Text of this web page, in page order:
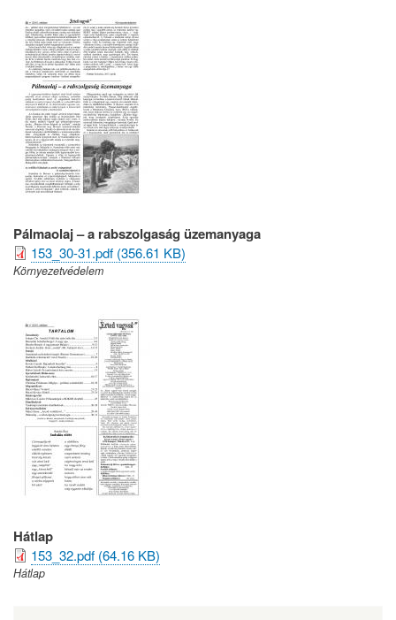
Pálmaolaj – a rabszolgaság üzemanyaga
153_30-31.pdf (356.61 KB)
Környezetvédelem
Hátlap
153_32.pdf (64.16 KB)
Hátlap